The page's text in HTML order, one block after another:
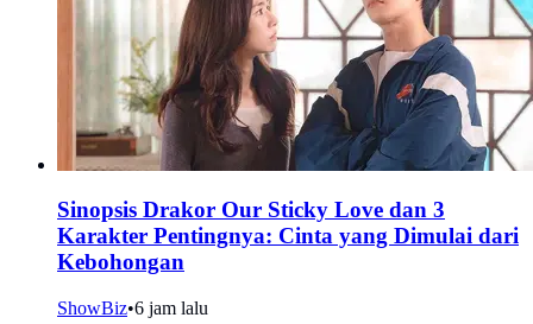
Sinopsis Drakor Our Sticky Love dan 3
Karakter Pentingnya: Cinta yang Dimulai dari
Kebohongan
ShowBiz•6 jam lalu